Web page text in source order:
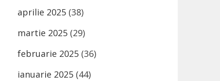
aprilie 2025 (38)
martie 2025 (29)
februarie 2025 (36)
ianuarie 2025 (44)